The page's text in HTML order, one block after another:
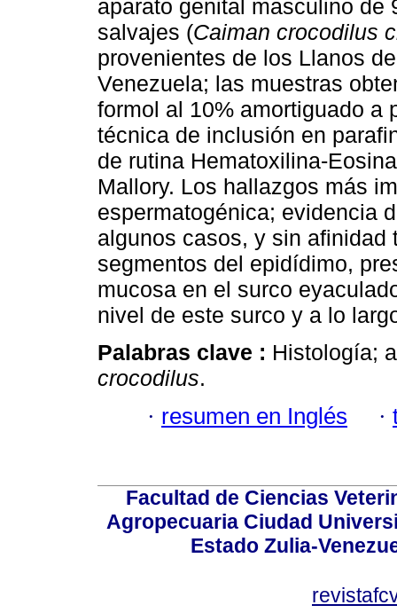
aparato genital masculino de
salvajes (Caiman crocodilus
provenientes de los Llanos
Venezuela; las muestras
formol al 10% amortiguado a
técnica de inclusión en
de rutina Hematoxilina-
Mallory. Los hallazgos más
espermatogénica; evidencia
algunos casos, y sin afinidad
segmentos del epidídimo,
mucosa en el surco
nivel de este surco y a lo
Palabras clave : Histología;
crocodilus.
· resumen en Inglés ·
Facultad de Ciencias
Agropecuaria Ciudad
Estado Zulia-